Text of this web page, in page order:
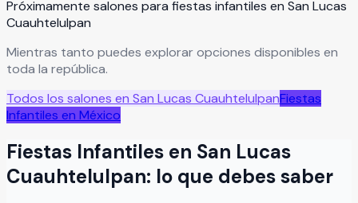
Próximamente salones para fiestas infantiles en San Lucas
Cuauhtelulpan
Mientras tanto puedes explorar opciones disponibles en
toda la república.
Todos los salones en San Lucas CuauhtelulpanFiestas
Infantiles en México
Fiestas Infantiles en San Lucas
Cuauhtelulpan: lo que debes saber